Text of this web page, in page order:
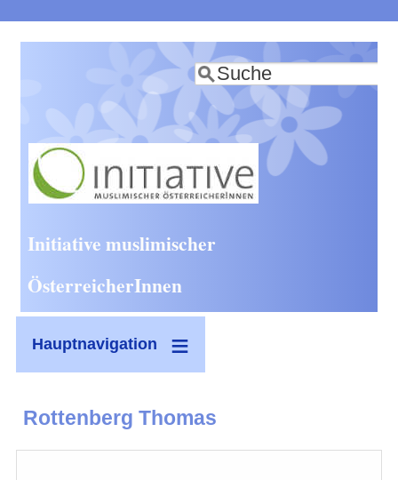
zum
Inhalt
Suche
Initiative muslimischer
ÖsterreicherInnen
Hauptnavigation
Rottenberg Thomas